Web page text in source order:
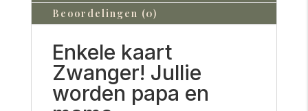
Beoordelingen (0)
Enkele kaart
Zwanger! Jullie
worden papa en